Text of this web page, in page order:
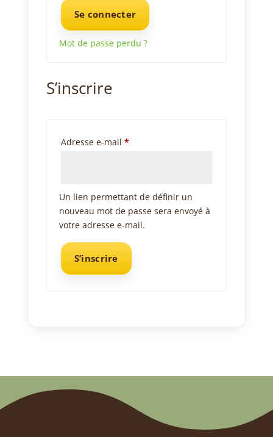
Se connecter
Mot de passe perdu ?
S’inscrire
Adresse e-mail *Obligatoire
Un lien permettant de définir un
nouveau mot de passe sera envoyé à
votre adresse e-mail.
S’inscrire